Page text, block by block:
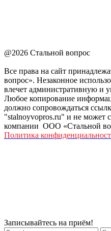
@2026 Стальной вопрос
Все права на сайт
вопрос». Незаконное
влечет административную и
Любое копирование
должно сопровождаться
"stalnoyvopros.ru" и не может
компании ООО «Стальной
Политика
Записывайтесь на приём!